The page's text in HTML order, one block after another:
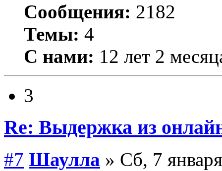
Сообщения: 2182
Темы: 4
С нами: 12 лет 2
3
Re: Выдержка из
#7 Шаулла » Сб, 7